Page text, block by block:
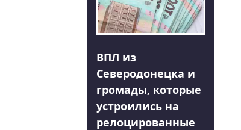
ВПЛ из
Северодонецка и
громады, которые
устроились на
релоцированные